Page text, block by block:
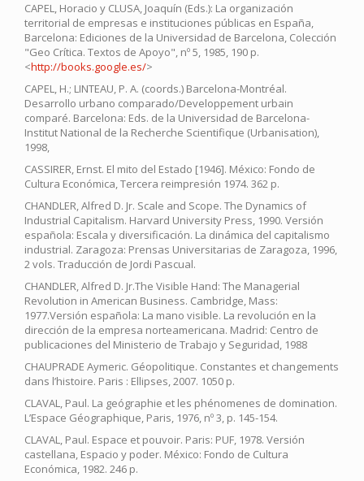
CAPEL, Horacio y CLUSA, Joaquín (Eds.): La organización
territorial de empresas e instituciones públicas en España,
Barcelona: Ediciones de la Universidad de Barcelona, Colección
"Geo Crítica. Textos de Apoyo", nº 5, 1985, 190 p.
<http://books.google.es/>
CAPEL, H.; LINTEAU, P. A. (coords.) Barcelona-Montréal.
Desarrollo urbano comparado/Developpement urbain
comparé. Barcelona: Eds. de la Universidad de Barcelona-
Institut National de la Recherche Scientifique (Urbanisation),
1998,
CASSIRER, Ernst. El mito del Estado [1946]. México: Fondo de
Cultura Económica, Tercera reimpresión 1974. 362 p.
CHANDLER, Alfred D. Jr. Scale and Scope. The Dynamics of
Industrial Capitalism. Harvard University Press, 1990. Versión
española: Escala y diversificación. La dinámica del capitalismo
industrial. Zaragoza: Prensas Universitarias de Zaragoza, 1996,
2 vols. Traducción de Jordi Pascual.
CHANDLER, Alfred D. Jr.The Visible Hand: The Managerial
Revolution in American Business. Cambridge, Mass:
1977.Versión española: La mano visible. La revolución en la
dirección de la empresa norteamericana. Madrid: Centro de
publicaciones del Ministerio de Trabajo y Seguridad, 1988
CHAUPRADE Aymeric. Géopolitique. Constantes et changements
dans l’histoire. Paris : Ellipses, 2007. 1050 p.
CLAVAL, Paul. La geógraphie et les phénomenes de domination.
L’Espace Géographique, Paris, 1976, nº 3, p. 145-154.
CLAVAL, Paul. Espace et pouvoir. Paris: PUF, 1978. Versión
castellana, Espacio y poder. México: Fondo de Cultura
Económica, 1982. 246 p.